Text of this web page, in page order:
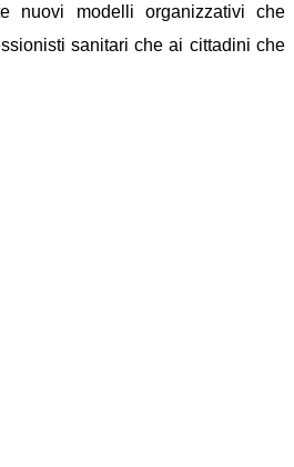
nuovi modelli organizzativi che
sanitari che ai cittadini che